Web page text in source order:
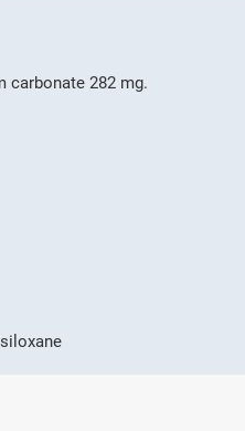
carbonate 282 mg.